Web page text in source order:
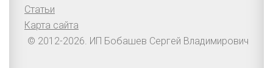
Статьи
Карта сайта
© 2012-2026. ИП Бобашев Сергей Владимирович